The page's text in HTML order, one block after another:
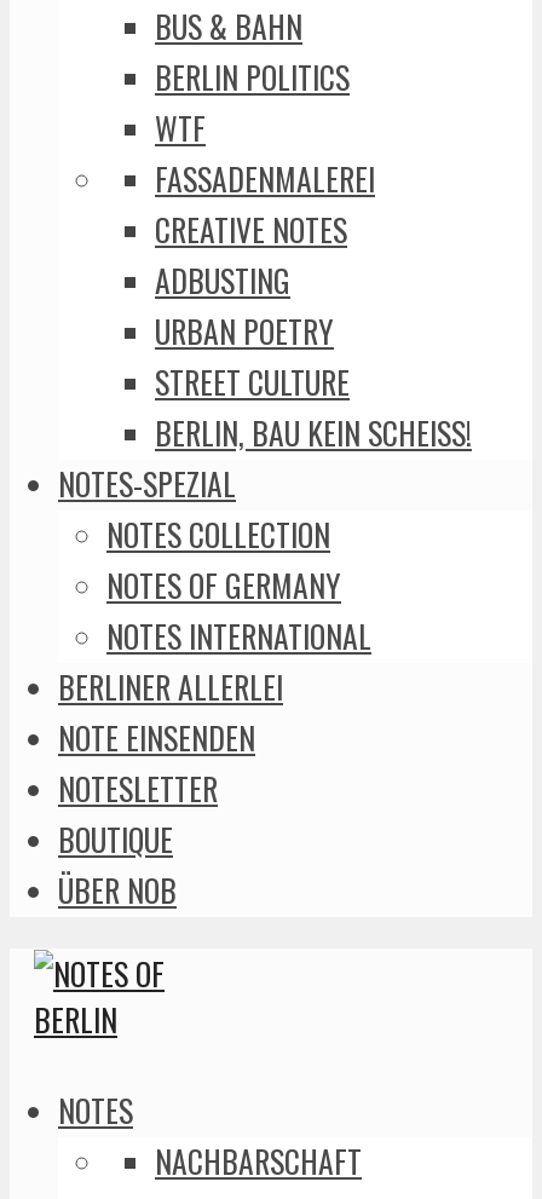
BUS & BAHN
BERLIN POLITICS
WTF
FASSADENMALEREI
CREATIVE NOTES
ADBUSTING
URBAN POETRY
STREET CULTURE
BERLIN, BAU KEIN SCHEISS!
NOTES-SPEZIAL
NOTES COLLECTION
NOTES OF GERMANY
NOTES INTERNATIONAL
BERLINER ALLERLEI
NOTE EINSENDEN
NOTESLETTER
BOUTIQUE
ÜBER NOB
NOTES
NACHBARSCHAFT